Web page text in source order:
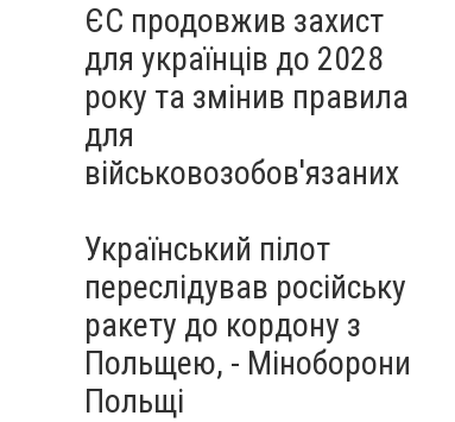
ЄС продовжив захист
для українців до 2028
року та змінив правила
для
військовозобов'язаних
Український пілот
переслідував російську
ракету до кордону з
Польщею, - Міноборони
Польщі